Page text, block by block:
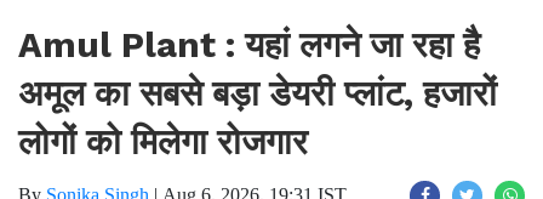
Amul Plant : यहां लगने जा रहा है
अमूल का सबसे बड़ा डेयरी प्लांट, हजारों
लोगों को मिलेगा रोजगार
By Sonika Singh | Aug 6, 2026, 19:31 IST